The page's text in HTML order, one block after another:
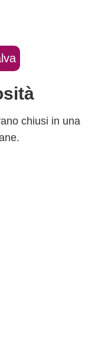
chiusi in una